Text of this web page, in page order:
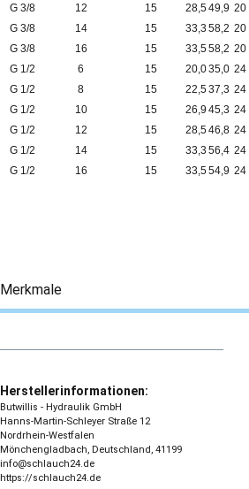
G 3/8
12 15 28,549,9 20
G 3/8
14 15 33,3 58,2 20
G 3/8
16 15 33,558,2 20
G 1/2
6 15 20,035,0 24
G 1/2
8 15 22,537,3 24
G 1/2
10 15 26,9 45,3 24
G 1/2
12 15 28,546,8 24
G 1/2
14 15 33,3 56,4 24
G 1/2
16 15 33,554,9 24
Merkmale
Herstellerinformationen:
Butwillis - Hydraulik GmbH
Hanns-Martin-Schleyer Straße 12
Nordrhein-Westfalen
Mönchengladbach, Deutschland, 41199
info@schlauch24.de
https://schlauch24.de